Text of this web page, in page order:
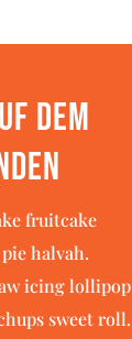
dem
fruitcake
halvah.
icing lollipop
sweet roll.